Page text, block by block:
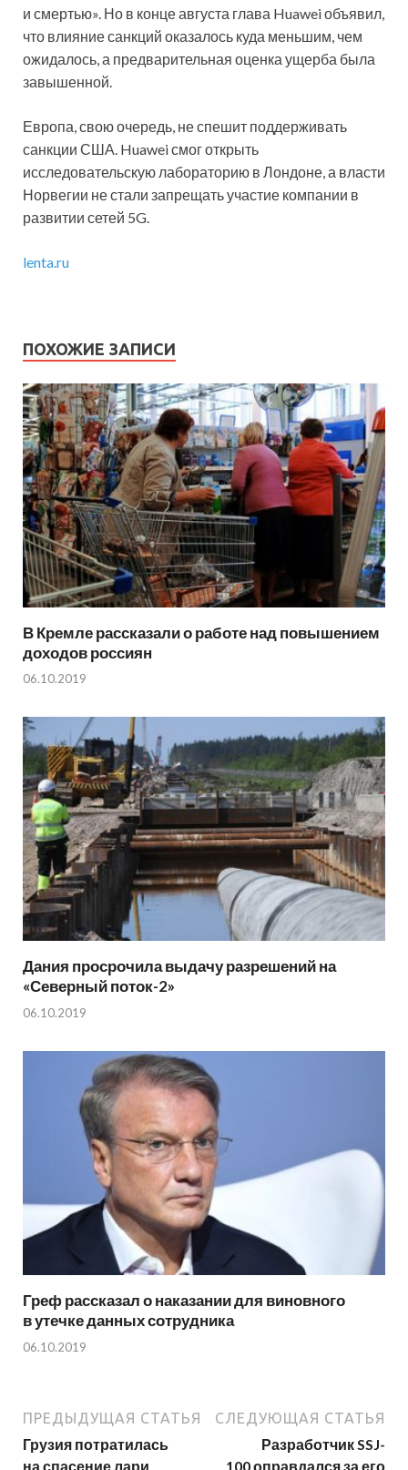
и смертью». Но в конце августа глава Huawei объявил,
что влияние санкций оказалось куда меньшим, чем
ожидалось, а предварительная оценка ущерба была
завышенной.
Европа, свою очередь, не спешит поддерживать
санкции США. Huawei смог открыть
исследовательскую лабораторию в Лондоне, а власти
Норвегии не стали запрещать участие компании в
развитии сетей 5G.
lenta.ru
ПОХОЖИЕ ЗАПИСИ
В Кремле рассказали о работе над повышением
доходов россиян
06.10.2019
Дания просрочила выдачу разрешений на
«Северный поток-2»
06.10.2019
Греф рассказал о наказании для виновного
в утечке данных сотрудника
06.10.2019
ПРЕДЫДУЩАЯ СТАТЬЯ
Грузия потратилась
на спасение лари
СЛЕДУЮЩАЯ СТАТЬЯ
Разработчик SSJ-
100 оправдался за его